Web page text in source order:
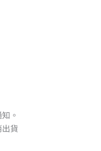
。
貨